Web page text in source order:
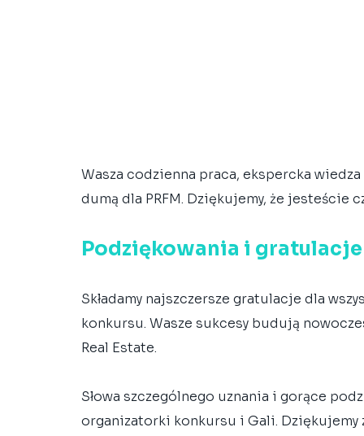
Wasza codzienna praca, ekspercka
dumą dla PRFM. Dziękujemy, że jesteście
Podziękowania i gratulacje
Składamy najszczersze gratulacje dla
konkursu. Wasze sukcesy budują
Real Estate.
Słowa szczególnego uznania i gorące
organizatorki konkursu i Gali. Dziękujemy